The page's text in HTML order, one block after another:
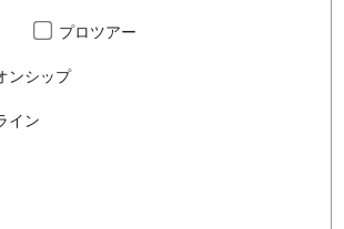
プロツアー
ンシップ
イン